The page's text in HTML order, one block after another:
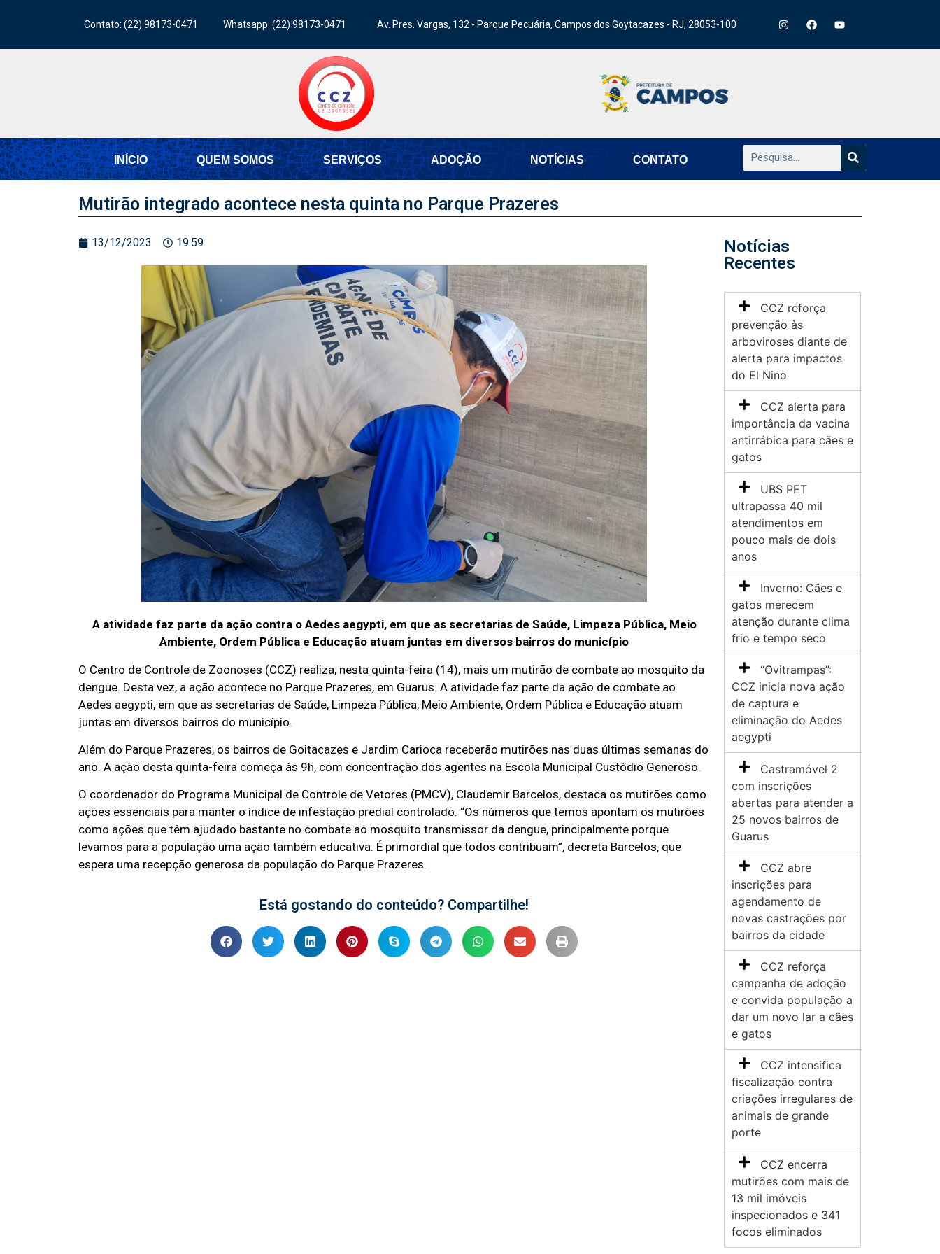
Contato: (22) 98173-0471 Whatsapp: (22) 98173-0471 Av. Pres. Vargas, 132 - Parque Pecuária, Campos dos Goytacazes - RJ, 28053-100
INÍCIO QUEM SOMOS SERVIÇOS ADOÇÃO NOTÍCIAS CONTATO
Mutirão integrado acontece nesta quinta no Parque Prazeres
13/12/2023 19:59
A atividade faz parte da ação contra o Aedes aegypti, em que as secretarias de Saúde, Limpeza Pública, Meio
Ambiente, Ordem Pública e Educação atuam juntas em diversos bairros do município
O Centro de Controle de Zoonoses (CCZ) realiza, nesta quinta-feira (14), mais um mutirão de combate ao mosquito da
dengue. Desta vez, a ação acontece no Parque Prazeres, em Guarus. A atividade faz parte da ação de combate ao
Aedes aegypti, em que as secretarias de Saúde, Limpeza Pública, Meio Ambiente, Ordem Pública e Educação atuam
juntas em diversos bairros do município.
Além do Parque Prazeres, os bairros de Goitacazes e Jardim Carioca receberão mutirões nas duas últimas semanas do
ano. A ação desta quinta-feira começa às 9h, com concentração dos agentes na Escola Municipal Custódio Generoso.
O coordenador do Programa Municipal de Controle de Vetores (PMCV), Claudemir Barcelos, destaca os mutirões como
ações essenciais para manter o índice de infestação predial controlado. “Os números que temos apontam os mutirões
como ações que têm ajudado bastante no combate ao mosquito transmissor da dengue, principalmente porque
levamos para a população uma ação também educativa. É primordial que todos contribuam”, decreta Barcelos, que
espera uma recepção generosa da população do Parque Prazeres.
Está gostando do conteúdo? Compartilhe!
Notícias
Recentes
CCZ reforça
prevenção às
arboviroses diante de
alerta para impactos
do El Nino
CCZ alerta para
importância da vacina
antirrábica para cães e
gatos
UBS PET
ultrapassa 40 mil
atendimentos em
pouco mais de dois
anos
Inverno: Cães e
gatos merecem
atenção durante clima
frio e tempo seco
“Ovitrampas”:
CCZ inicia nova ação
de captura e
eliminação do Aedes
aegypti
Castramóvel 2
com inscrições
abertas para atender a
25 novos bairros de
Guarus
CCZ abre
inscrições para
agendamento de
novas castrações por
bairros da cidade
CCZ reforça
campanha de adoção
e convida população a
dar um novo lar a cães
e gatos
CCZ intensifica
fiscalização contra
criações irregulares de
animais de grande
porte
CCZ encerra
mutirões com mais de
13 mil imóveis
inspecionados e 341
focos eliminados